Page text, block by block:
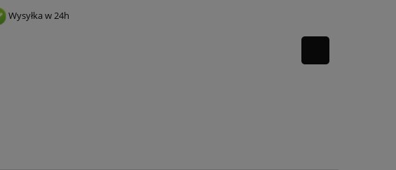
Wysyłka w 24h